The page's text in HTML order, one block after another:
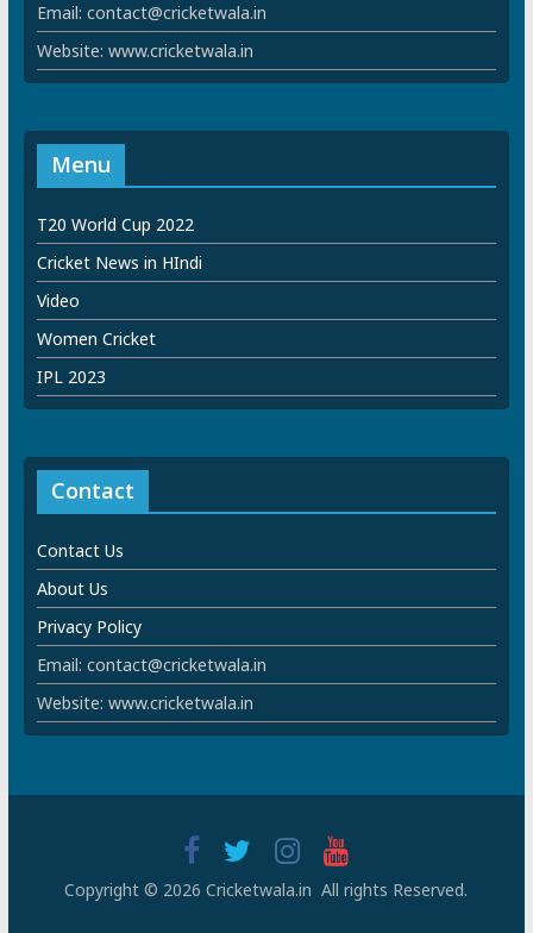
Email: contact@cricketwala.in
Website: www.cricketwala.in
Menu
T20 World Cup 2022
Cricket News in HIndi
Video
Women Cricket
IPL 2023
Contact
Contact Us
About Us
Privacy Policy
Email: contact@cricketwala.in
Website: www.cricketwala.in
Copyright © 2026 Cricketwala.in All rights Reserved.